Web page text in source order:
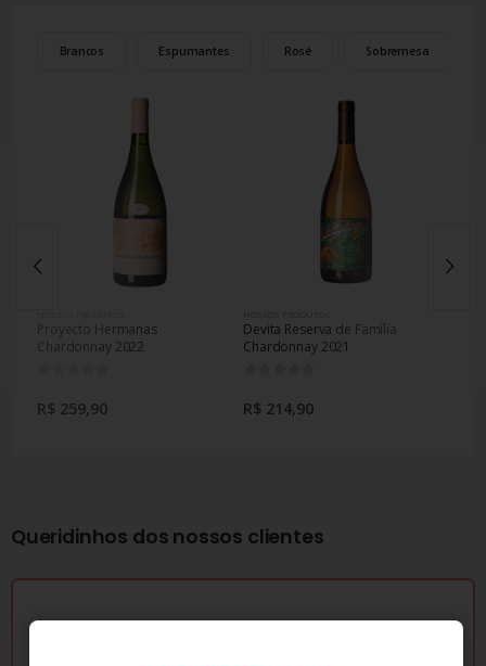
Brancos Espumantes Rosé Sobremesa
Proyecto Hermanas
Chardonnay 2022
R$ 259,90
Devita Reserva de Família
Chardonnay 2021
R$ 214,90
Queridinhos dos nossos clientes